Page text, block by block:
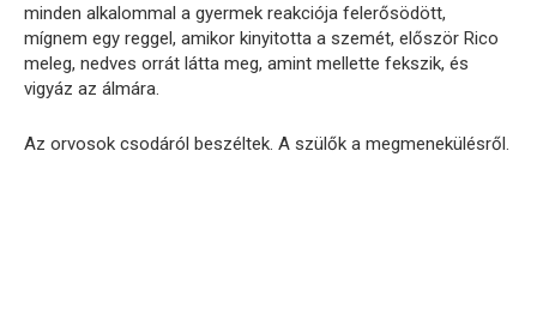
minden alkalommal a gyermek reakciója felerősödött,
mígnem egy reggel, amikor kinyitotta a szemét, először Rico
meleg, nedves orrát látta meg, amint mellette fekszik, és
vigyáz az álmára.
Az orvosok csodáról beszéltek. A szülők a megmenekülésről.